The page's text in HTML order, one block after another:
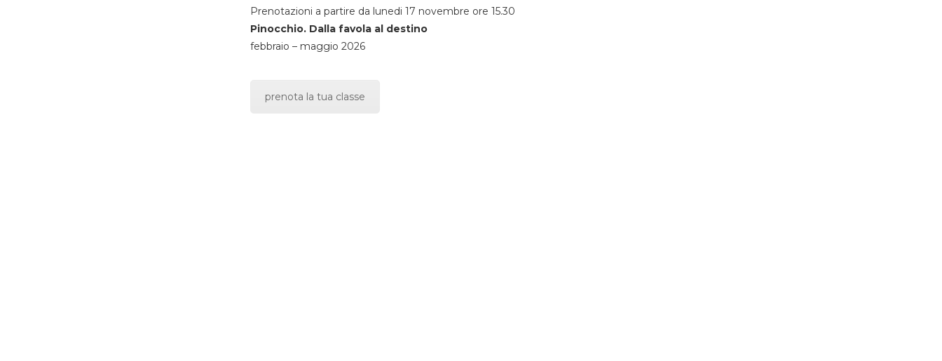
Prenotazioni a partire da lunedi 17 novembre ore 15.30
Pinocchio. Dalla favola al destino
febbraio – maggio 2026
prenota la tua classe